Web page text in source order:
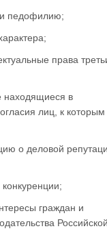
и педофилию;
права
находящиеся в
лиц, к которым
о деловой
граждан и